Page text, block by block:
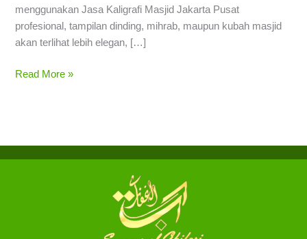
menggunakan Jasa Kaligrafi Masjid Jakarta Pusat
profesional, tampilan dinding, mihrab, maupun kubah masjid
akan terlihat lebih elegan, […]
Read More »